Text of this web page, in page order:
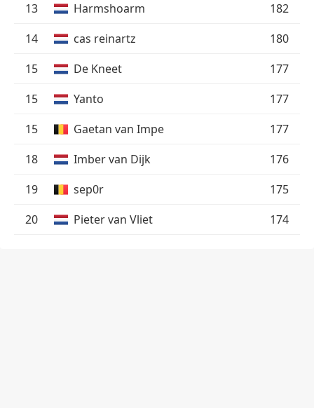
13
Harmshoarm
182
14
cas reinartz
180
15
De Kneet
177
15
Yanto
177
15
Gaetan van Impe
177
18
Imber van Dijk
176
19
sep0r
175
20
Pieter van Vliet 174